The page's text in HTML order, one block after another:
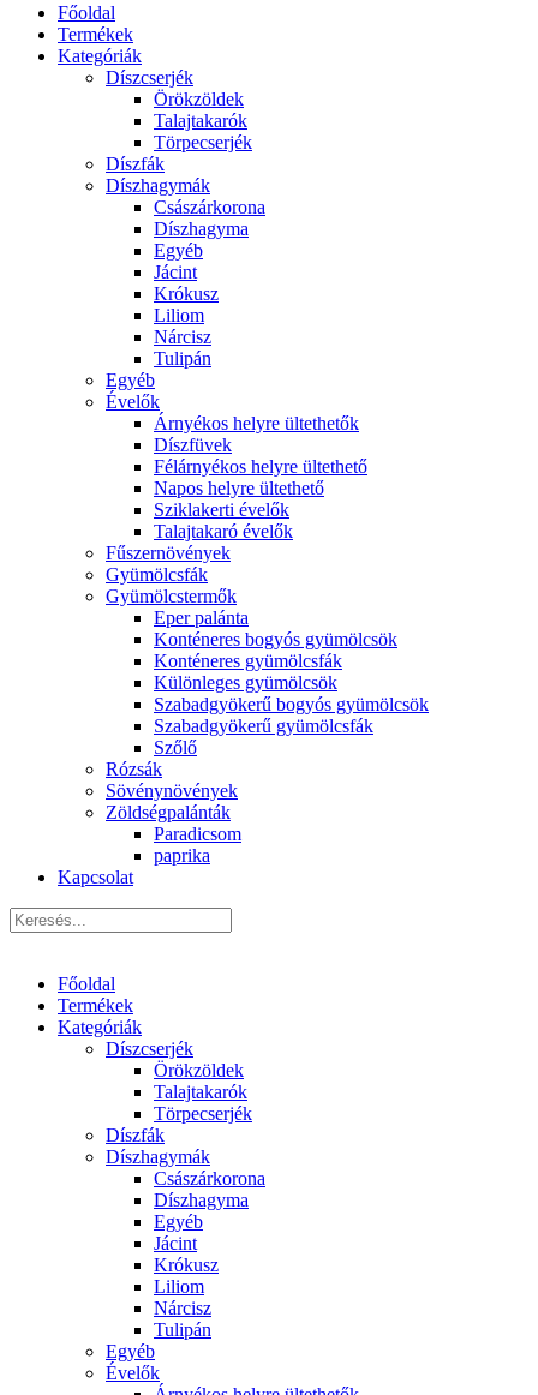
Főoldal
Termékek
Kategóriák
Díszcserjék
Örökzöldek
Talajtakarók
Törpecserjék
Díszfák
Díszhagymák
Császárkorona
Díszhagyma
Egyéb
Jácint
Krókusz
Liliom
Nárcisz
Tulipán
Egyéb
Évelők
Árnyékos helyre ültethetők
Díszfüvek
Félárnyékos helyre ültethető
Napos helyre ültethető
Sziklakerti évelők
Talajtakaró évelők
Fűszernövények
Gyümölcsfák
Gyümölcstermők
Eper palánta
Konténeres bogyós gyümölcsök
Konténeres gyümölcsfák
Különleges gyümölcsök
Szabadgyökerű bogyós gyümölcsök
Szabadgyökerű gyümölcsfák
Szőlő
Rózsák
Sövénynövények
Zöldségpalánták
Paradicsom
paprika
Kapcsolat
Főoldal
Termékek
Kategóriák
Díszcserjék
Örökzöldek
Talajtakarók
Törpecserjék
Díszfák
Díszhagymák
Császárkorona
Díszhagyma
Egyéb
Jácint
Krókusz
Liliom
Nárcisz
Tulipán
Egyéb
Évelők